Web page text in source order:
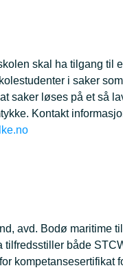
skal ha tilgang til
i saker
saker løses på et så
Kontakt
avd. Bodø maritime
både
kompetansesertifikat